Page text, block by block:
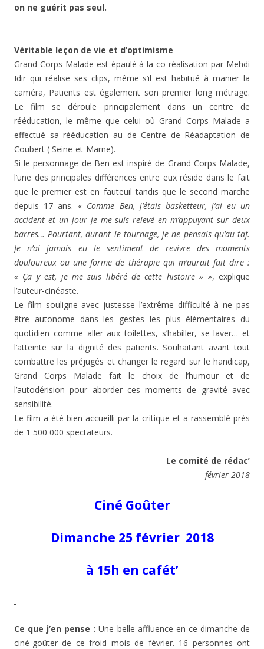
on ne guérit pas seul.
Véritable leçon de vie et d’optimisme
Grand Corps Malade est épaulé à la co-réalisation par Mehdi
Idir qui réalise ses clips, même s’il est habitué à manier la
caméra, Patients est également son premier long métrage.
Le film se déroule principalement dans un centre de
rééducation, le même que celui où Grand Corps Malade a
effectué sa rééducation au de Centre de Réadaptation de
Coubert ( Seine-et-Marne).
Si le personnage de Ben est inspiré de Grand Corps Malade,
l’une des principales différences entre eux réside dans le fait
que le premier est en fauteuil tandis que le second marche
depuis 17 ans. « Comme Ben, j’étais basketteur, j’ai eu un
accident et un jour je me suis relevé en m’appuyant sur deux
barres… Pourtant, durant le tournage, je ne pensais qu’au taf.
Je n’ai jamais eu le sentiment de revivre des moments
douloureux ou une forme de thérapie qui m’aurait fait dire :
« Ça y est, je me suis libéré de cette histoire » », explique
l’auteur-cinéaste.
Le film souligne avec justesse l’extrême difficulté à ne pas
être autonome dans les gestes les plus élémentaires du
quotidien comme aller aux toilettes, s’habiller, se laver… et
l’atteinte sur la dignité des patients. Souhaitant avant tout
combattre les préjugés et changer le regard sur le handicap,
Grand Corps Malade fait le choix de l’humour et de
l’autodérision pour aborder ces moments de gravité avec
sensibilité.
Le film a été bien accueilli par la critique et a rassemblé près
de 1 500 000 spectateurs.
Le comité de rédac’
février 2018
Ciné Goûter
Dimanche 25 février 2018
à 15h en cafét’
Ce que j’en pense :Une belle affluence en ce dimanche de
ciné-goûter de ce froid mois de février. 16 personnes ont